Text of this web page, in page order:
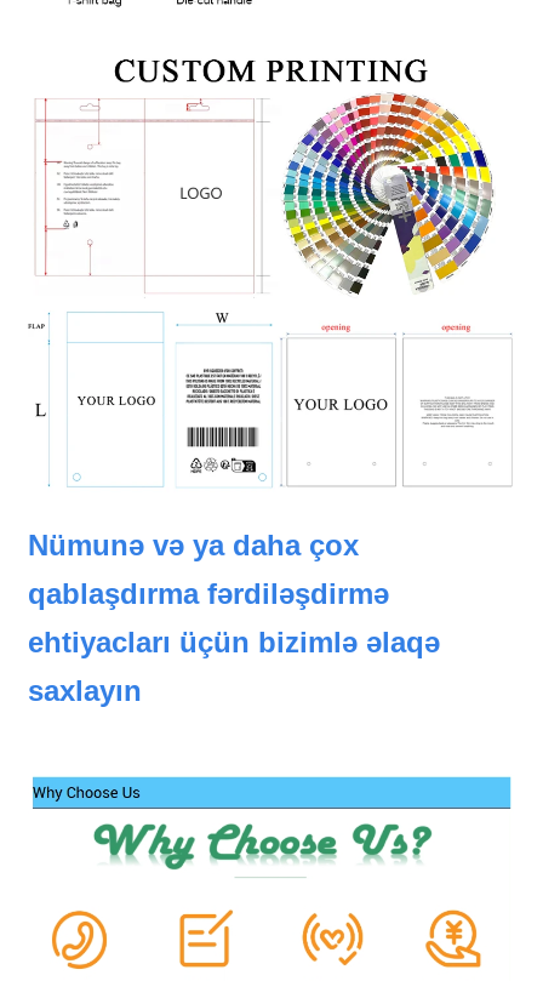
Nümunə və ya daha çox
qablaşdırma fərdiləşdirmə
ehtiyacları üçün bizimlə əlaqə
saxlayın